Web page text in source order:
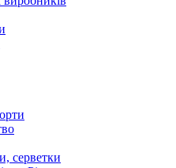
серветки